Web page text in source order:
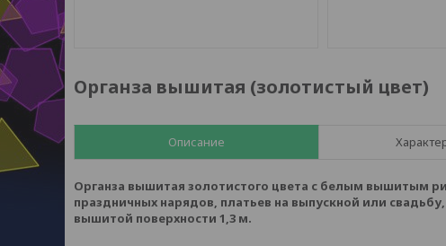
Органза вышитая (золотистый цвет)
Описание
Органза вышитая золотистого цвета с белым вышитым
праздничных нарядов, платьев на выпускной или
вышитой поверхности 1,3 м.